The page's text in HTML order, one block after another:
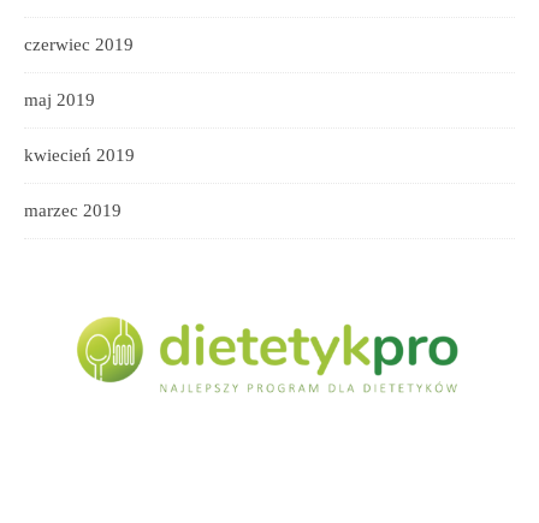
czerwiec 2019
maj 2019
kwiecień 2019
marzec 2019